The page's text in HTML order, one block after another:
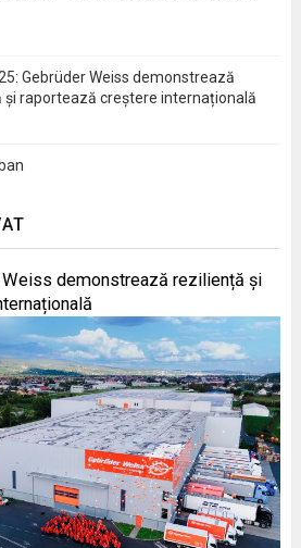
Gebrüder Weiss demonstrează
și raportează creștere internațională
Weiss demonstrează reziliență și